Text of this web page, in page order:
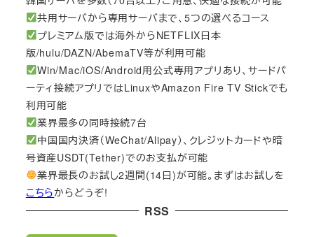
共用サーバから専用サーバまで、5つの選べるコース
プレミアム版では海外からNETFLIX日本
版/hulu/DAZN/AbemaTV等が利用可能
Win/Mac/iOS/Android用公式専用アプリあり、サードパ
ーティ接続アプリではLinuxやAmazon Fire TV Stickでも
利用可能
業界最多の同時接続7台
中国国内決済（WeChat/Alipay）、クレジットカードや暗
号資産USDT(Tether)でのお支払が可能
業界最長のお試し2週間(14日)が可能。まずはお試しを
こちらからどうぞ!
RSS